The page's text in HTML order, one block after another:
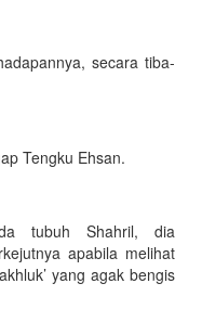
secara tiba-
Tengku Ehsan.
tubuh Shahril, dia
apabila melihat
yang agak bengis